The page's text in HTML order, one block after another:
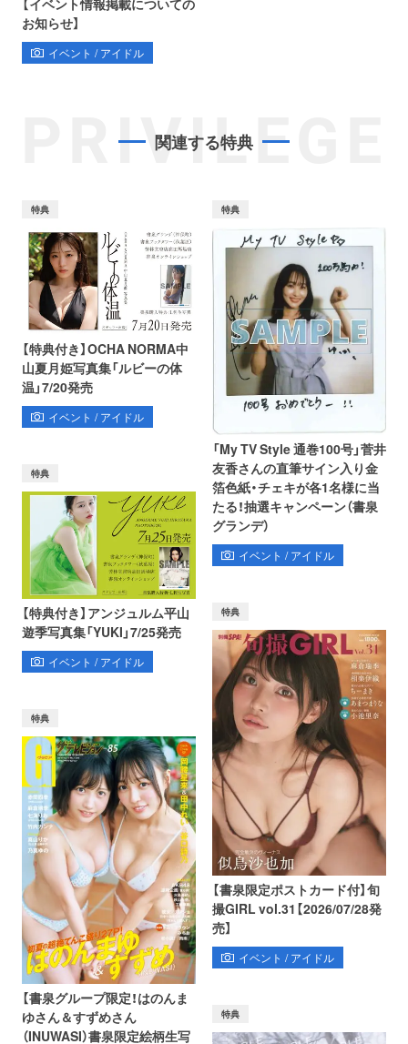
【イベント情報掲載についての
お知らせ】
イベント / アイドル
PRIVILEGE
関連する特典
特典
【特典付き】OCHA NORMA中
山夏月姫写真集「ルビーの体
温」7/20発売
イベント / アイドル
特典
「My TV Style 通巻100号」菅井
友香さんの直筆サイン入り金
箔色紙・チェキが各1名様に当
たる！抽選キャンペーン（書泉
グランデ）
イベント / アイドル
特典
【特典付き】アンジュルム平山
遊季写真集「YUKI」7/25発売
イベント / アイドル
特典
【書泉限定ポストカード付】旬
撮GIRL vol.31【2026/07/28発
売】
イベント / アイドル
特典
【書泉グループ限定！はのんま
ゆさん＆すずめさん
（INUWASI）書泉限定絵柄生写
特典